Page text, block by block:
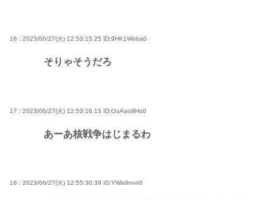
16 : 2023/06/27(火) 12:53:15.25 ID:9HK1Woba0
そりゃそうだろ
17 : 2023/06/27(火) 12:53:16.15 ID:OuAao9Ho0
あーあ核戦争はじまるわ
18 : 2023/06/27(火) 12:55:30.39 ID:YWis9nvn0